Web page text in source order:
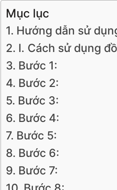
Mục lục
Hướng dẫn sử
I. Cách sử dụng
Bước 1:
Bước 2:
Bước 3:
Bước 4:
Bước 5:
Bước 6:
Bước 7: